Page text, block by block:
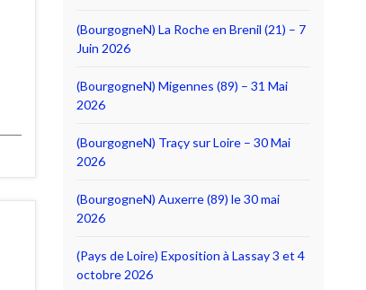
(BourgogneN) La Roche en Brenil (21) – 7
Juin 2026
(BourgogneN) Migennes (89) – 31 Mai
2026
(BourgogneN) Traçy sur Loire – 30 Mai
2026
(BourgogneN) Auxerre (89) le 30 mai
2026
(Pays de Loire) Exposition à Lassay 3 et 4
octobre 2026